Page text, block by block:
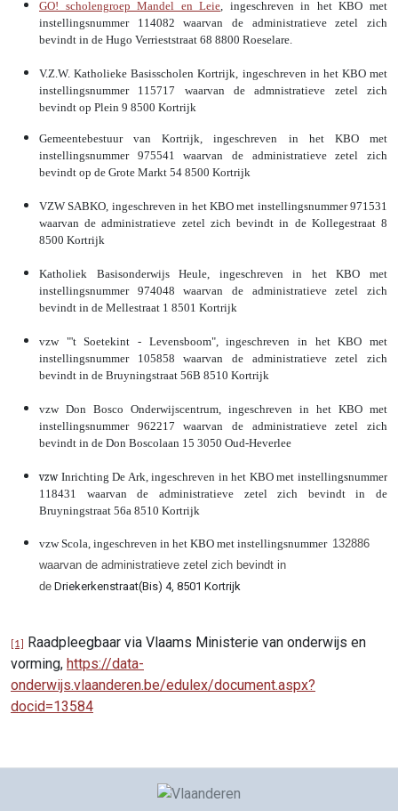
GO! scholengroep Mandel en Leie, ingeschreven in het KBO met
instellingsnummer 114082 waarvan de administratieve zetel zich
bevindt in de Hugo Verrieststraat 68 8800 Roeselare.
V.Z.W. Katholieke Basisscholen Kortrijk, ingeschreven in het KBO met
instellingsnummer 115717 waarvan de admnistratieve zetel zich
bevindt op Plein 9 8500 Kortrijk
Gemeentebestuur van Kortrijk, ingeschreven in het KBO met
instellingsnummer 975541 waarvan de administratieve zetel zich
bevindt op de Grote Markt 54 8500 Kortrijk
VZW SABKO, ingeschreven in het KBO met instellingsnummer 971531
waarvan de administratieve zetel zich bevindt in de Kollegestraat 8
8500 Kortrijk
Katholiek Basisonderwijs Heule, ingeschreven in het KBO met
instellingsnummer 974048 waarvan de administratieve zetel zich
bevindt in de Mellestraat 1 8501 Kortrijk
vzw "'t Soetekint - Levensboom", ingeschreven in het KBO met
instellingsnummer 105858 waarvan de administratieve zetel zich
bevindt in de Bruyningstraat 56B 8510 Kortrijk
vzw Don Bosco Onderwijscentrum, ingeschreven in het KBO met
instellingsnummer 962217 waarvan de administratieve zetel zich
bevindt in de Don Boscolaan 15 3050 Oud-Heverlee
vzwInrichting De Ark, ingeschreven in het KBO met instellingsnummer
118431 waarvan de administratieve zetel zich bevindt in de
Bruyningstraat 56a 8510 Kortrijk
vzw Scola, ingeschreven in het KBO met instellingsnummer 132886
waarvan de administratieve zetel zich bevindt in
de Driekerkenstraat(Bis) 4, 8501 Kortrijk
[1] Raadpleegbaar via Vlaams Ministerie van onderwijs en
vorming, https://data-
onderwijs.vlaanderen.be/edulex/document.aspx?
docid=13584